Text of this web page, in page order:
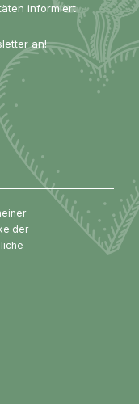
informiert
an!
der